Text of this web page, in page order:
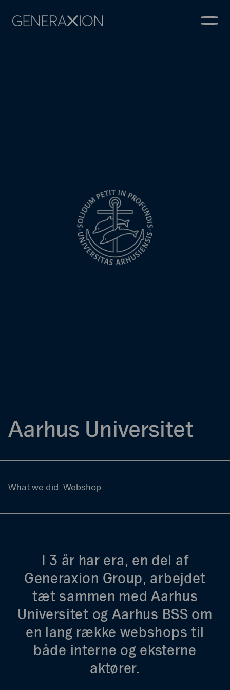
Generaxion
Aarhus Universitet
What we did: Webshop
I 3 år har era, en del af
Generaxion Group, arbejdet
tæt sammen med Aarhus
Universitet og Aarhus BSS om
en lang række webshops til
både interne og eksterne
aktører.